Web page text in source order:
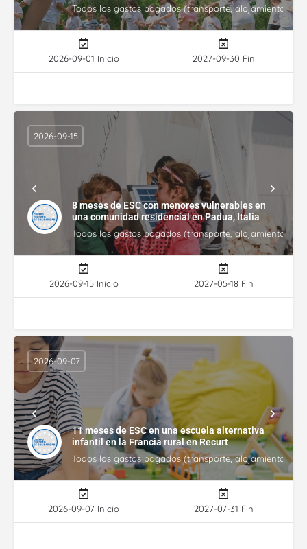
Todos los gastos pagados (transporte, alojamiento,
2026-09-01 Inicio 2027-09-30 Fin
8 meses de ESC con menores vulnerables en
una comunidad residencial en Padua, Italia
Todos los gastos pagados (transporte, alojamiento,
2026-09-15
2026-09-15 Inicio 2027-05-18 Fin
11 meses de ESC en una escuela alternativa
infantil en la Francia rural en Recurt
Todos los gastos pagados (transporte, alojamiento,
2026-09-07
2026-09-07 Inicio 2027-07-31 Fin